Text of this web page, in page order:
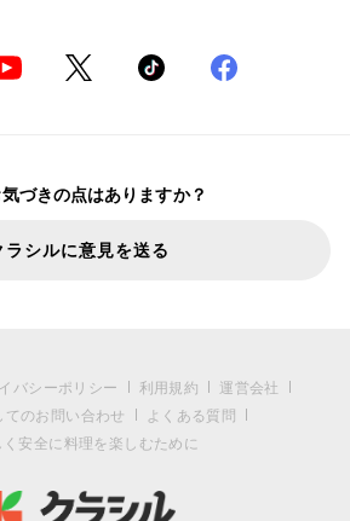
づきの点はありますか？
ラシルに意見を送る
バシーポリシー 利用規約
運営会社
てのお問い合わせ
よくある質問
く安全に料理を楽しむために